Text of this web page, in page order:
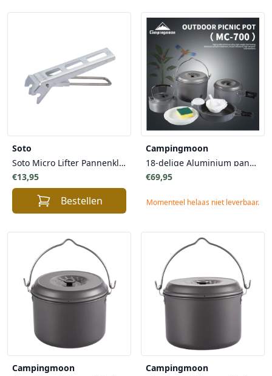
Soto
Soto Micro Lifter Pannenklem handgreep voor Thermostack pannen - Licht Draagbaar Veilig
€13,95
Bestellen
Campingmoon
18-delige Aluminium pannenset voor 7 personen
€69,95
Momenteel helaas niet leverbaar.
Campingmoon
Campingmoon